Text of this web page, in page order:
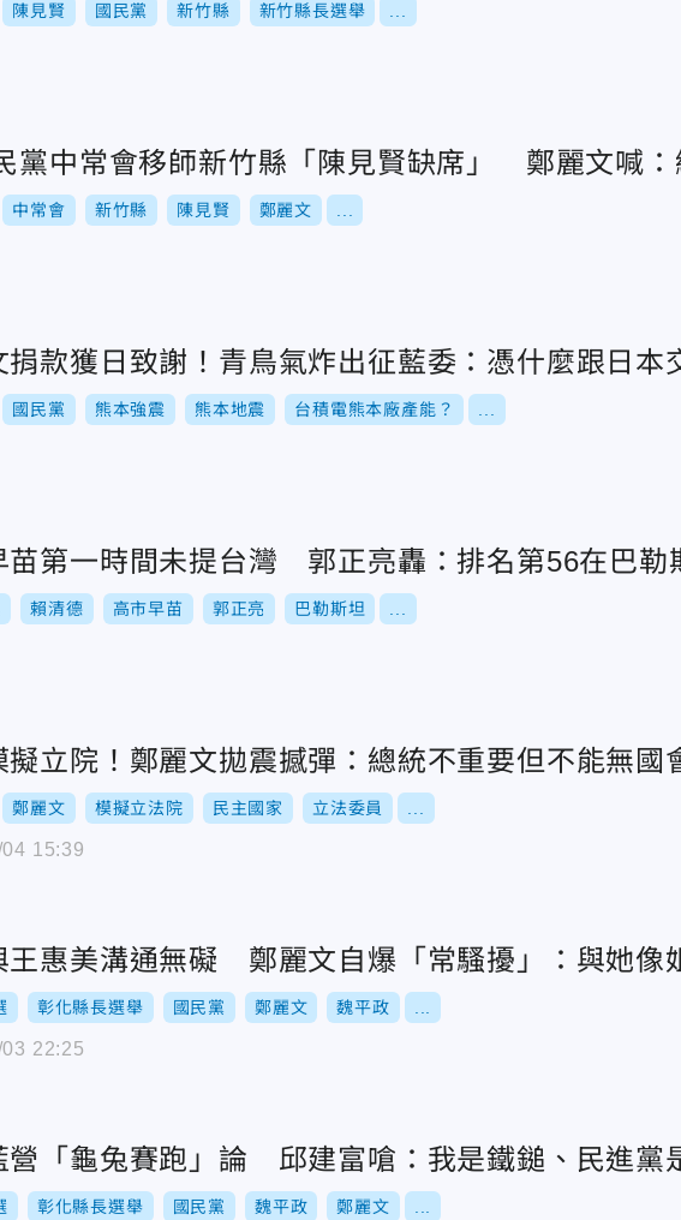
陳見賢 國民黨 新竹縣 新竹縣長選舉
黨中常會移師新竹縣「陳見賢缺席」 鄭麗文喊：
中常會 新竹縣 陳見賢 鄭麗文
捐款獲日致謝！青鳥氣炸出征藍委：憑什麼跟日本
國民黨 熊本強震 熊本地震 台積電熊本廠產能？
苗第一時間未提台灣 郭正亮轟：排名第56在巴勒
賴清德 高市早苗 郭正亮 巴勒斯坦
擬立院！鄭麗文拋震撼彈：總統不重要但不能無國
鄭麗文 模擬立法院 民主國家 立法委員
15:39
王惠美溝通無礙 鄭麗文自爆「常騷擾」：與她像
彰化縣長選舉 國民黨 鄭麗文 魏平政
22:25
營「龜兔賽跑」論 邱建富嗆：我是鐵鎚、民進黨
彰化縣長選舉 國民黨 魏平政 鄭麗文